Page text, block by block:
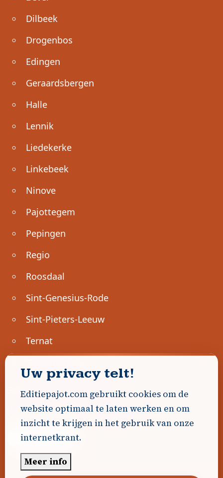
Dilbeek
Drogenbos
Edingen
Geraardsbergen
Halle
Lennik
Liedekerke
Linkebeek
Ninove
Pajottegem
Pepingen
Regio
Roosdaal
Sint-Genesius-Rode
Sint-Pieters-Leeuw
Ternat
Geen advertenties gevonden.
Uw advertentie hier? Contacteer ons!
Word Partner!
Uw privacy telt!
Editiepajot.com gebruikt cookies om de
website optimaal te laten werken en om
inzicht te krijgen in het gebruik van onze
internetkrant.
Meer info